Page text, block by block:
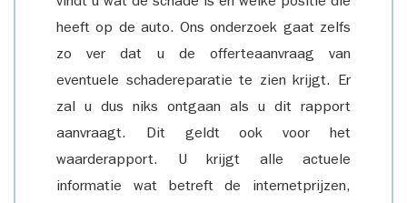
heeft op de auto. Ons onderzoek gaat zelfs
zo ver dat u de offerteaanvraag van
eventuele schadereparatie te zien krijgt. Er
zal u dus niks ontgaan als u dit rapport
aanvraagt. Dit geldt ook voor het
waarderapport. U krijgt alle actuele
informatie wat betreft de internetprijzen,